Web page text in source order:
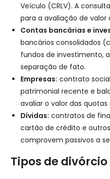
Veículo (CRLV). A
para a avaliação de valor
Contas bancárias e
bancários consolidados
fundos de investimento,
separação de fato.
Empresas: contrato
patrimonial recente e
avaliar o valor das quotas
Dívidas: contratos de
cartão de crédito e
comprovem passivos a
Tipos de divórcio​